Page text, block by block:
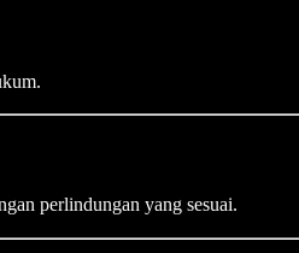
perlindungan yang sesuai.